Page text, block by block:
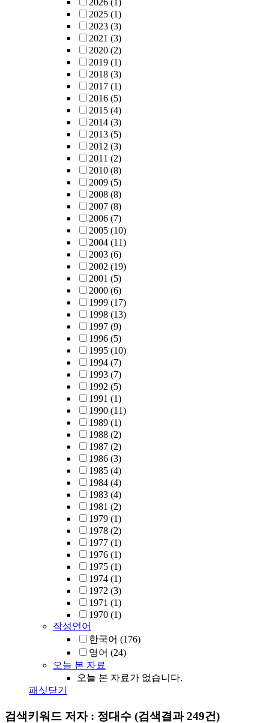
2026 (1)
2025 (1)
2023 (3)
2021 (3)
2020 (2)
2019 (1)
2018 (3)
2017 (1)
2016 (5)
2015 (4)
2014 (3)
2013 (5)
2012 (3)
2011 (2)
2010 (8)
2009 (5)
2008 (8)
2007 (8)
2006 (7)
2005 (10)
2004 (11)
2003 (6)
2002 (19)
2001 (5)
2000 (6)
1999 (17)
1998 (13)
1997 (9)
1996 (5)
1995 (10)
1994 (7)
1993 (7)
1992 (5)
1991 (1)
1990 (11)
1989 (1)
1988 (2)
1987 (2)
1986 (3)
1985 (4)
1984 (4)
1983 (4)
1981 (2)
1979 (1)
1978 (2)
1977 (1)
1976 (1)
1975 (1)
1974 (1)
1972 (3)
1971 (1)
1970 (1)
작성언어
한국어 (176)
영어 (24)
오늘 본 자료
오늘 본 자료가 없습니다.
패싯닫기
검색키워드 저자 : 정대수 (검색결과 249건)